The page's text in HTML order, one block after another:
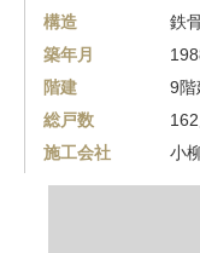
構造
鉄
築年月
階建
9階
総戸数
施工会社
小